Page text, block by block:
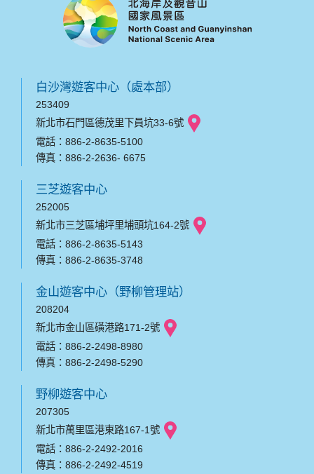
白沙灣遊客中心（處本部）
253409
新北市石門區德茂里下員坑33-6號
電話：886-2-8635-5100
傳真：886-2-2636- 6675
三芝遊客中心
252005
新北市三芝區埔坪里埔頭坑164-2號
電話：886-2-8635-5143
傳真：886-2-8635-3748
金山遊客中心（野柳管理站）
208204
新北市金山區磺港路171-2號
電話：886-2-2498-8980
傳真：886-2-2498-5290
野柳遊客中心
207305
新北市萬里區港東路167-1號
電話：886-2-2492-2016
傳真：886-2-2492-4519